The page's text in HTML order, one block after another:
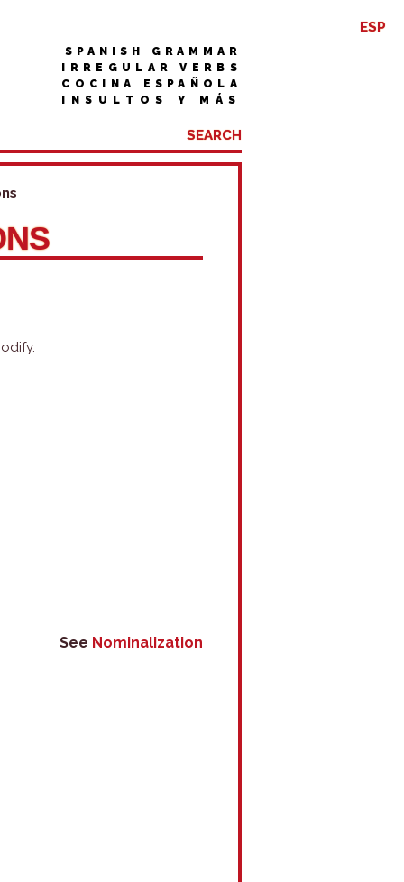
SPANISH GRAMMAR
IRREGULAR VERBS
COCINA ESPAÑOLA
INSULTOS Y MÁS
ESP
See Nominalization